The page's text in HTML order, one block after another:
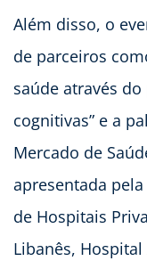
Além disso, o
de parceiros
saúde através
cognitivas” e a
Mercado de
apresentada
de Hospitais
Libanês, Hospital